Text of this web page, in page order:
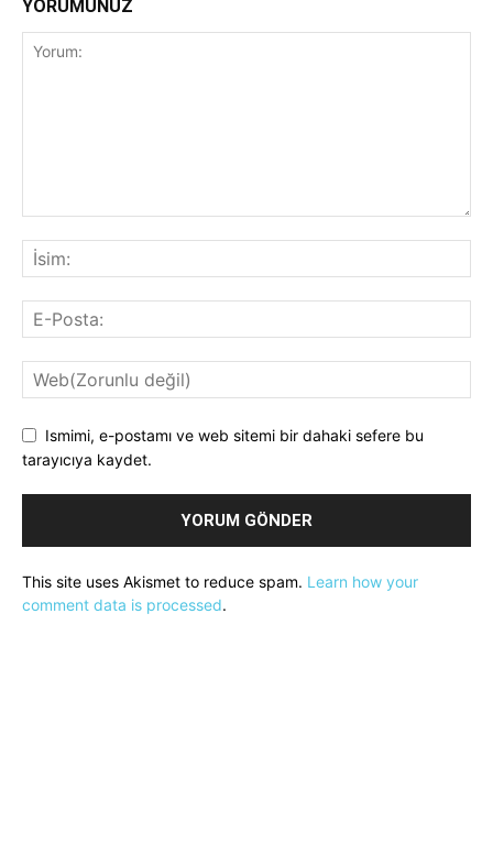
YORUMUNUZ
Ismimi, e-postamı ve web sitemi bir dahaki sefere bu
tarayıcıya kaydet.
This site uses Akismet to reduce spam. Learn how your
comment data is processed.